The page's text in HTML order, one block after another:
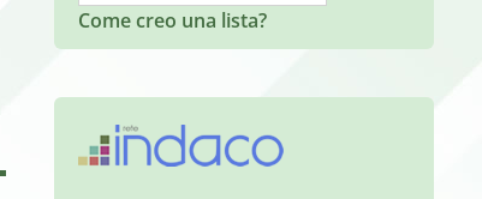
Come creo una lista?